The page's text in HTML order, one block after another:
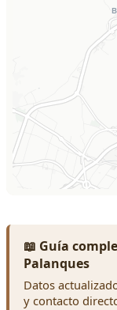
📖 Guía
Palanques
Datos
y contacto